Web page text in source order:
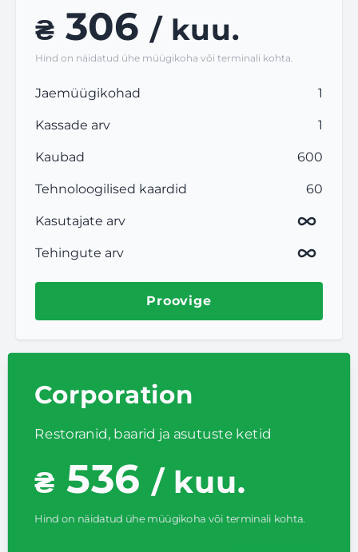
₴ 306 / kuu.
Hind on näidatud ühe müügikoha või terminali kohta.
Jaemüügikohad 1
Kassade arv 1
Kaubad 600
Tehnoloogilised kaardid 60
Kasutajate arv
Tehingute arv
Proovige
Corporation
Restoranid, baarid ja asutuste ketid
₴ 536/ kuu.
Hind on näidatud ühe müügikoha või terminali kohta.